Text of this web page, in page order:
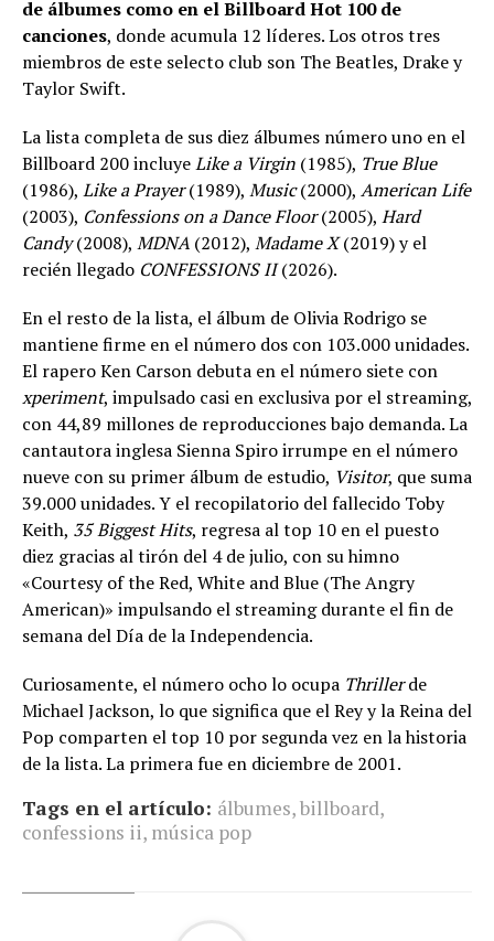
de álbumes como en el Billboard Hot 100 de
canciones, donde acumula 12 líderes. Los otros tres
miembros de este selecto club son The Beatles, Drake y
Taylor Swift.
La lista completa de sus diez álbumes número uno en el
Billboard 200 incluyeLike a Virgin (1985), True Blue
(1986), Like a Prayer(1989), Music(2000), American Life
(2003), Confessions on a Dance Floor(2005), Hard
Candy(2008), MDNA (2012), Madame X(2019) y el
recién llegado CONFESSIONS II(2026).
En el resto de la lista, el álbum de Olivia Rodrigo se
mantiene firme en el número dos con 103.000 unidades.
El rapero Ken Carson debuta en el número siete con
xperiment, impulsado casi en exclusiva por el streaming,
con 44,89 millones de reproducciones bajo demanda. La
cantautora inglesa Sienna Spiro irrumpe en el número
nueve con su primer álbum de estudio, Visitor, que suma
39.000 unidades. Y el recopilatorio del fallecido Toby
Keith, 35 Biggest Hits, regresa al top 10 en el puesto
diez gracias al tirón del 4 de julio, con su himno
«Courtesy of the Red, White and Blue (The Angry
American)» impulsando el streaming durante el fin de
semana del Día de la Independencia.
Curiosamente, el número ocho lo ocupa Thrillerde
Michael Jackson, lo que significa que el Rey y la Reina del
Pop comparten el top 10 por segunda vez en la historia
de la lista. La primera fue en diciembre de 2001.
Tags en el artículo: álbumes,billboard,
confessions ii, música pop